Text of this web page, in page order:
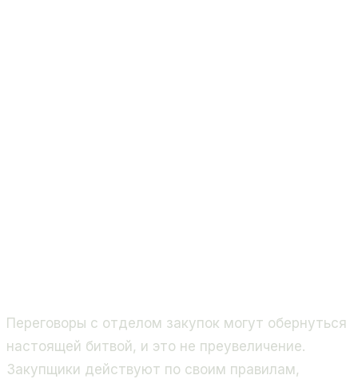
Переговоры с отделом закупок могут обернуться
настоящей битвой, и это не преувеличение.
Закупщики действуют по своим правилам,